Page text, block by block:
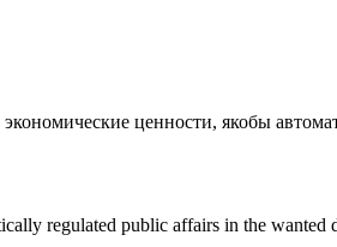
ценности, якобы
regulated public affairs in the wanted